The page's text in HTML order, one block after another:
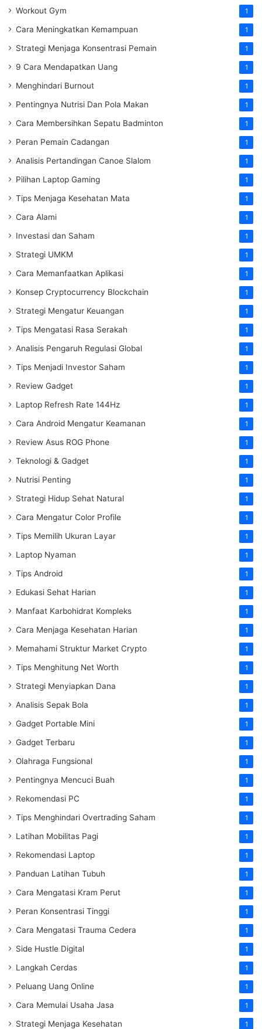
Workout Gym 1
Cara Meningkatkan Kemampuan 1
Strategi Menjaga Konsentrasi Pemain 1
9 Cara Mendapatkan Uang 1
Menghindari Burnout 1
Pentingnya Nutrisi Dan Pola Makan 1
Cara Membersihkan Sepatu Badminton 1
Peran Pemain Cadangan 1
Analisis Pertandingan Canoe Slalom 1
Pilihan Laptop Gaming 1
Tips Menjaga Kesehatan Mata 1
Cara Alami 1
Investasi dan Saham 1
Strategi UMKM 1
Cara Memanfaatkan Aplikasi 1
Konsep Cryptocurrency Blockchain 1
Strategi Mengatur Keuangan 1
Tips Mengatasi Rasa Serakah 1
Analisis Pengaruh Regulasi Global 1
Tips Menjadi Investor Saham 1
Review Gadget 1
Laptop Refresh Rate 144Hz 1
Cara Android Mengatur Keamanan 1
Review Asus ROG Phone 1
Teknologi & Gadget 1
Nutrisi Penting 1
Strategi Hidup Sehat Natural 1
Cara Mengatur Color Profile 1
Tips Memilih Ukuran Layar 1
Laptop Nyaman 1
Tips Android 1
Edukasi Sehat Harian 1
Manfaat Karbohidrat Kompleks 1
Cara Menjaga Kesehatan Harian 1
Memahami Struktur Market Crypto 1
Tips Menghitung Net Worth 1
Strategi Menyiapkan Dana 1
Analisis Sepak Bola 1
Gadget Portable Mini 1
Gadget Terbaru 1
Olahraga Fungsional 1
Pentingnya Mencuci Buah 1
Rekomendasi PC 1
Tips Menghindari Overtrading Saham 1
Latihan Mobilitas Pagi 1
Rekomendasi Laptop 1
Panduan Latihan Tubuh 1
Cara Mengatasi Kram Perut 1
Peran Konsentrasi Tinggi 1
Cara Mengatasi Trauma Cedera 1
Side Hustle Digital 1
Langkah Cerdas 1
Peluang Uang Online 1
Cara Memulai Usaha Jasa 1
Strategi Menjaga Kesehatan 1